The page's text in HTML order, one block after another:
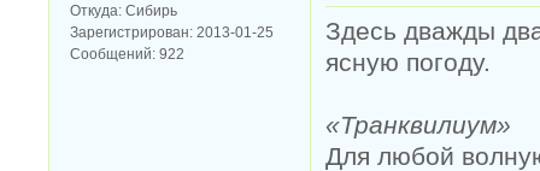
Откуда: Сибирь
Зарегистрирован: 2013-01-25
Сообщений: 922
Здесь дважды
ясную погоду.
«Транквилиум»
Для любой